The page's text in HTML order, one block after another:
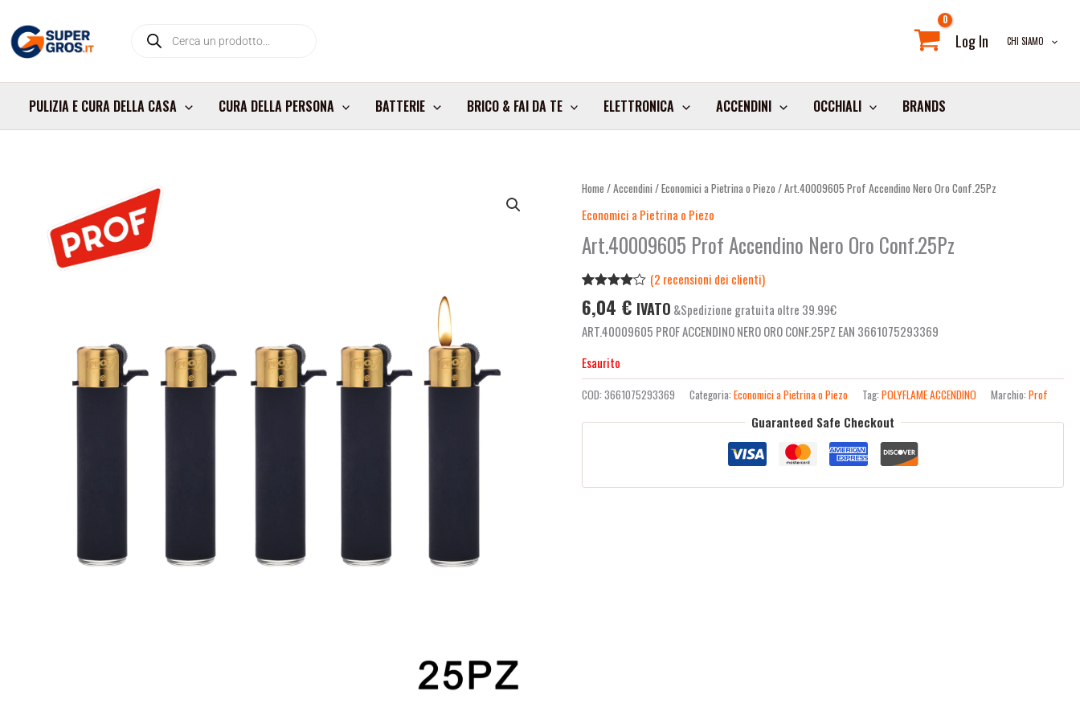
contenuto
search Log In CHI SIAMO
PULIZIA E CURA DELLA CASA CURA DELLA PERSONA BATTERIE BRICO & FAI DA TE ELETTRONICA ACCENDINI OCCHIALI BRANDS
Home /Accendini /Economici a Pietrina o Piezo / Art.40009605 Prof Accendino Nero Oro Conf.25Pz
Economici a Pietrina o Piezo
Art.40009605 Prof Accendino Nero Oro Conf.25Pz
4.00su
5 su
base di
(2 recensioni dei clienti)
6,04 € IVATO &Spedizione gratuita oltre 39.99€
ART.40009605 PROF ACCENDINO NERO ORO CONF.25PZ EAN 3661075293369
Esaurito
COD:3661075293369 Categoria:Economici a Pietrina o Piezo Tag:POLYFLAME ACCENDINO Marchio:Prof
Guaranteed Safe Checkout